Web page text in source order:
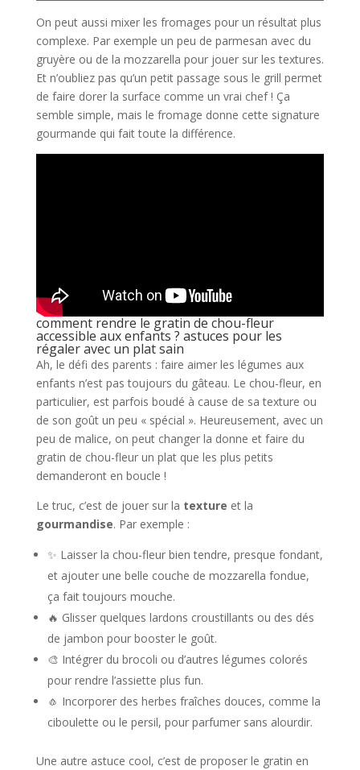
On peut aussi mixer les fromages pour un résultat plus
complexe. Par exemple un peu de parmesan avec du
gruyère ou de la mozzarella pour jouer sur les textures.
Et n’oubliez pas qu’un petit passage sous le grill permet
de faire dorer la surface comme un vrai chef ! Ça
semble simple, mais le fromage donne cette signature
gourmande qui fait toute la différence.
comment rendre le gratin de chou-fleur
accessible aux enfants ? astuces pour les
régaler avec un plat sain
Ah, le défi des parents : faire aimer les légumes aux
enfants n’est pas toujours du gâteau. Le chou-fleur, en
particulier, est parfois boudé à cause de sa texture ou
de son goût un peu « spécial ». Heureusement, avec un
peu de malice, on peut changer la donne et faire du
gratin de chou-fleur un plat que les plus petits
demanderont en boucle !
Le truc, c’est de jouer sur la texture et la
gourmandise. Par exemple :
✨ Laisser la chou-fleur bien tendre, presque fondant,
et ajouter une belle couche de mozzarella fondue,
ça fait toujours mouche.
🔥 Glisser quelques lardons croustillants ou des dés
de jambon pour booster le goût.
🎨 Intégrer du brocoli ou d’autres légumes colorés
pour rendre l’assiette plus fun.
🧄 Incorporer des herbes fraîches douces, comme la
ciboulette ou le persil, pour parfumer sans alourdir.
Une autre astuce cool, c’est de proposer le gratin en